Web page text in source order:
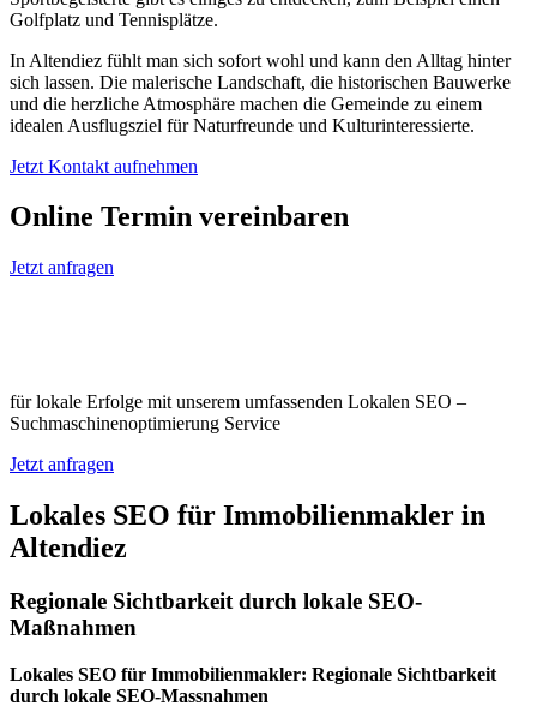
Golfplatz und Tennisplätze.
In Altendiez fühlt man sich sofort wohl und kann den Alltag hinter
sich lassen. Die malerische Landschaft, die historischen Bauwerke
und die herzliche Atmosphäre machen die Gemeinde zu einem
idealen Ausflugsziel für Naturfreunde und Kulturinteressierte.
Jetzt Kontakt aufnehmen
Online Termin vereinbaren
Jetzt anfragen
für lokale Erfolge mit unserem umfassenden Lokalen SEO –
Suchmaschinenoptimierung Service
Jetzt anfragen
Lokales SEO für Immobilienmakler in
Altendiez
Regionale Sichtbarkeit durch lokale SEO-
Maßnahmen
Lokales SEO für Immobilienmakler: Regionale Sichtbarkeit
durch lokale SEO-Massnahmen